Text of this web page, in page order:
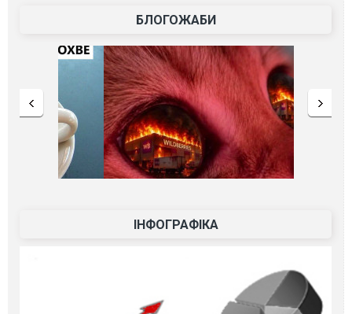
БЛОГОЖАБИ
ІНФОГРАФІКА